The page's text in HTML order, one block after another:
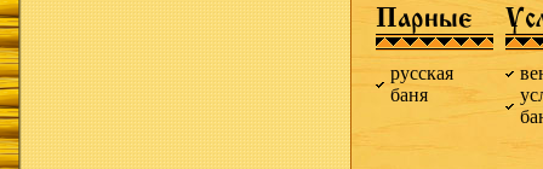
Парные
русская
баня